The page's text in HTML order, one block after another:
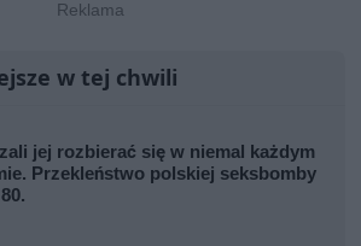
w tej chwili
jej rozbierać się w niemal każdym
Przekleństwo polskiej seksbomby